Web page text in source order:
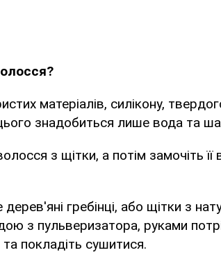
матеріалів, силікону,
знадобиться лише вода та
з щітки, а потім замочіть її
гребінці, або щітки з
з пульверизатора, руками
покладіть сушитися.